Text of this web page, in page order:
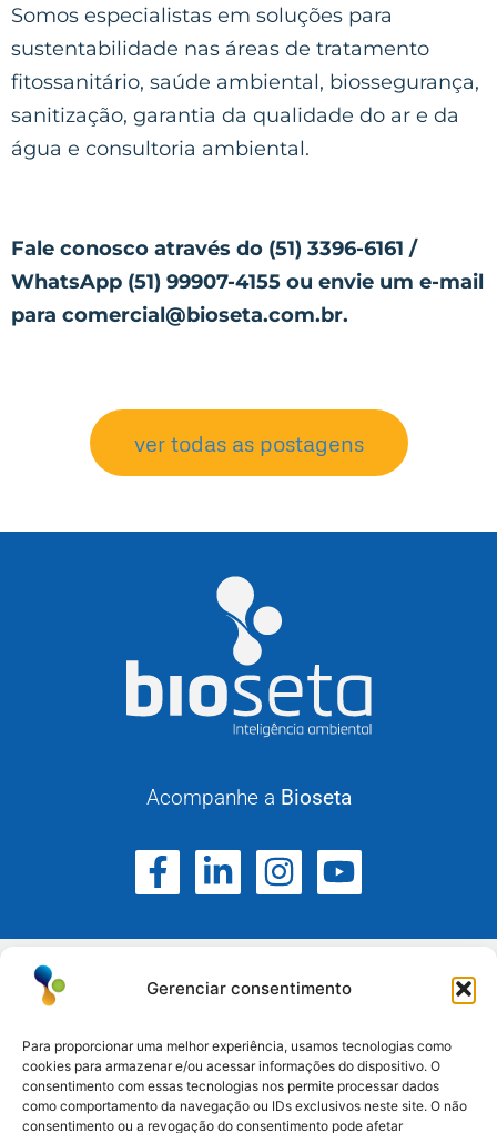
Gerenciar consentimento
Para proporcionar uma melhor experiência, usamos tecnologias como
cookies para armazenar e/ou acessar informações do dispositivo. O
consentimento com essas tecnologias nos permite processar dados
como comportamento da navegação ou IDs exclusivos neste site. O não
consentimento ou a revogação do consentimento pode afetar
Somos especialistas em soluções para
sustentabilidade nas áreas de tratamento
fitossanitário, saúde ambiental, biossegurança,
sanitização, garantia da qualidade do ar e da
água e consultoria ambiental.
Fale conosco através do (51) 3396-6161 /
WhatsApp (51) 99907-4155 ou envie um e-mail
para comercial@bioseta.com.br.
ver todas as postagens
Acompanhe a Bioseta
Atuamos no Rio Grande do Sul, Santa Catarina e
Paraná.